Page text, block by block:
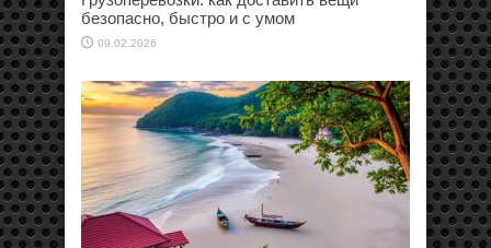
безопасно, быстро и с умом
09.02.2026